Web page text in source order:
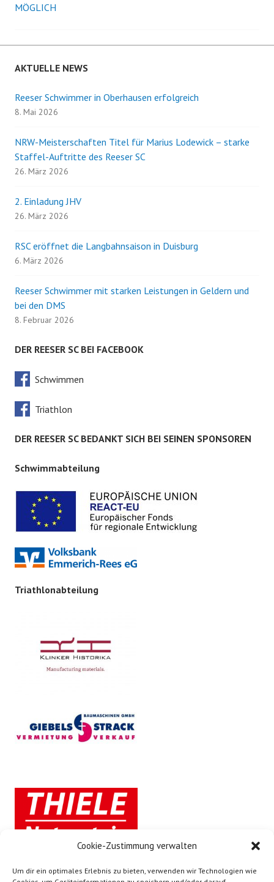
Cookie-Zustimmung verwalten
Um dir ein optimales Erlebnis zu bieten, verwenden wir Technologien wie
Navigation
MÖGLICH
AKTUELLE NEWS
Reeser Schwimmer in Oberhausen erfolgreich
8. Mai 2026
NRW-Meisterschaften Titel für Marius Lodewick – starke
Staffel-Auftritte des Reeser SC
26. März 2026
2. Einladung JHV
26. März 2026
RSC eröffnet die Langbahnsaison in Duisburg
6. März 2026
Reeser Schwimmer mit starken Leistungen in Geldern und
bei den DMS
8. Februar 2026
DER REESER SC BEI FACEBOOK
Schwimmen
Triathlon
DER REESER SC BEDANKT SICH BEI SEINEN SPONSOREN
Schwimmabteilung
Triathlonabteilung